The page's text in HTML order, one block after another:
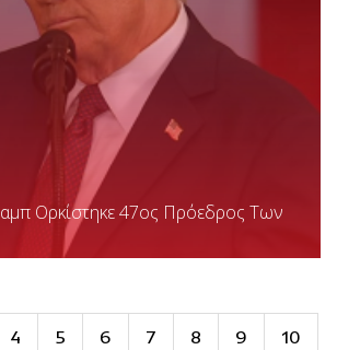
Ορκίστηκε 47ος Πρόεδρος Των
4 5 6 7 8 9 10